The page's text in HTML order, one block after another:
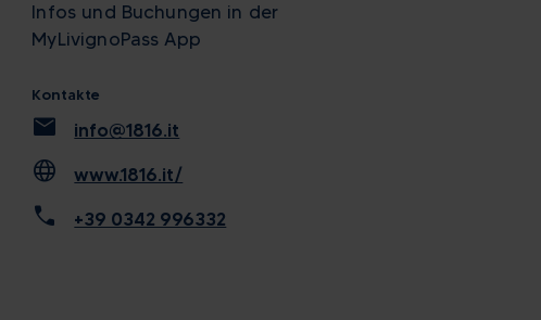
Infos und Buchungen in der
MyLivignoPass App
Kontakte
mail info@1816.it
language www.1816.it/
call +39 0342 996332